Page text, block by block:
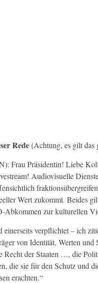
Rede(Achtung, es gilt das
Frau Präsidentin! Liebe
Audiovisuelle
Wert zukommt. Beides
Abkommen zur kulturellen
einerseits verpflichtet – ich
von Identität, Werten
Recht der Staaten …, die
die sie für den Schutz
erachten.“